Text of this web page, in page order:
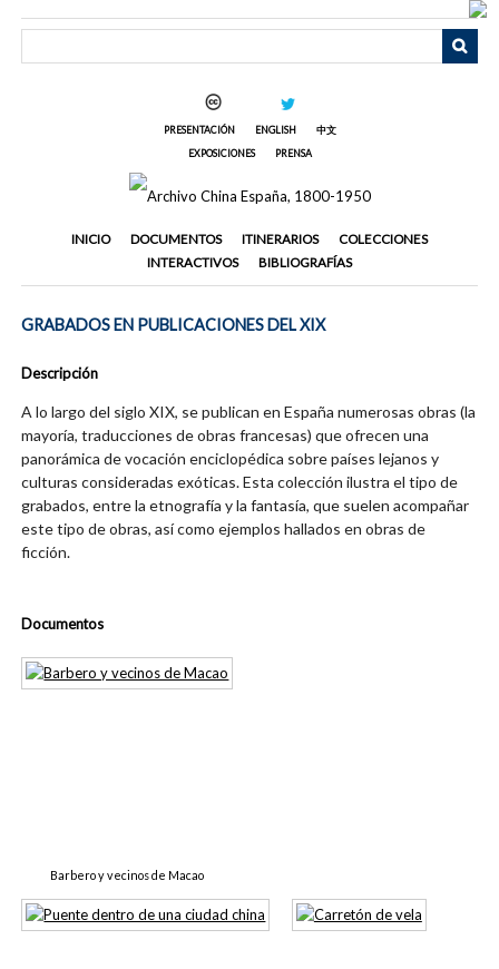
PRESENTACIÓN ENGLISH
中文
EXPOSICIONES
PRENSA
INICIO DOCUMENTOS ITINERARIOS
COLECCIONES
INTERACTIVOS
BIBLIOGRAFÍAS
GRABADOS EN PUBLICACIONES DEL XIX
Descripción
A lo largo del siglo XIX, se publican en España numerosas obras (la
mayoría, traducciones de obras francesas) que ofrecen una
panorámica de vocación enciclopédica sobre países lejanos y
culturas consideradas exóticas. Esta colección ilustra el tipo de
grabados, entre la etnografía y la fantasía, que suelen acompañar
este tipo de obras, así como ejemplos hallados en obras de
ficción.
Documentos
Barbero y vecinos de Macao